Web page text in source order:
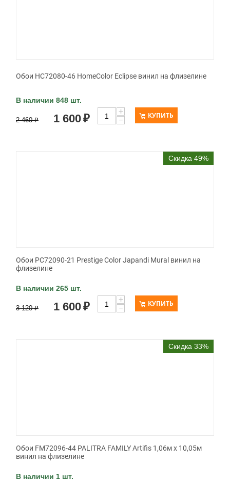
Обои HC72080-46 HomeColor Eclipse винил на флизелине
В наличии 848 шт.
2 460 ₽ 1 600₽
+
−
КУПИТЬ
Скидка 49%
Обои PC72090-21 Prestige Color Japandi Mural винил на
флизелине
В наличии 265 шт.
3 120 ₽ 1 600₽
+
−
КУПИТЬ
Скидка 33%
Обои FM72096-44 PALITRA FAMILY Artifis 1,06м х 10,05м
винил на флизелине
В наличии 1 шт.